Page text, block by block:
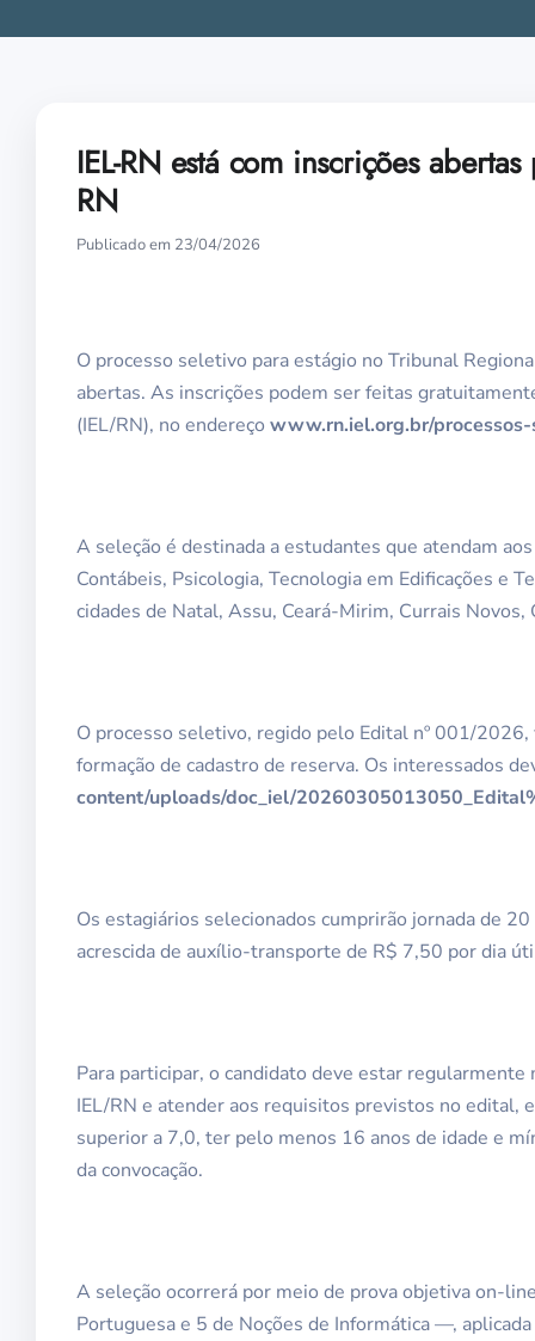
IEL-RN está com inscrições
RN
Publicado em 23/04/2026
O processo seletivo para estágio no Tribunal
abertas. As inscrições podem ser feitas
(IEL/RN), no endereço www.rn.iel.org.br/
A seleção é destinada a estudantes que atendam
Contábeis, Psicologia, Tecnologia em Edificações e
cidades de Natal, Assu, Ceará-Mirim, Currais Novos,
O processo seletivo, regido pelo Edital nº 001/
formação de cadastro de reserva. Os interessados
content/uploads/doc_iel/
Os estagiários selecionados cumprirão jornada de
acrescida de auxílio-transporte de R$ 7,50 por dia
Para participar, o candidato deve estar
IEL/RN e atender aos requisitos previstos no edital,
superior a 7,0, ter pelo menos 16 anos de idade e
da convocação.
A seleção ocorrerá por meio de prova objetiva on-
Portuguesa e 5 de Noções de Informática —,